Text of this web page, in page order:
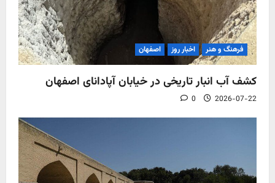
فرهنگ و هنر اخبار روز اصفهان
کشف آب‌ انبار تاریخی در خیابان آپادانای اصفهان
2026-07-22
0